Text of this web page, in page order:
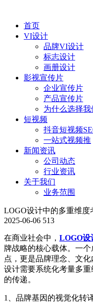
首页
VI设计
品牌VI设计
标志设计
画册设计
影视宣传片
企业宣传片
产品宣传片
为什么选择我
短视频
抖音短视频
一站式视频推
新闻资讯
公司动态
行业资讯
关于我们
业务范围
LOGO设计中的多重维度
2025-06-06 513
在商业社会中， LOGO设
牌战略的核心载体。一
点，更是品牌理念、文
设计需要系统化考量多
的传递。
1、品牌基因的视觉化转